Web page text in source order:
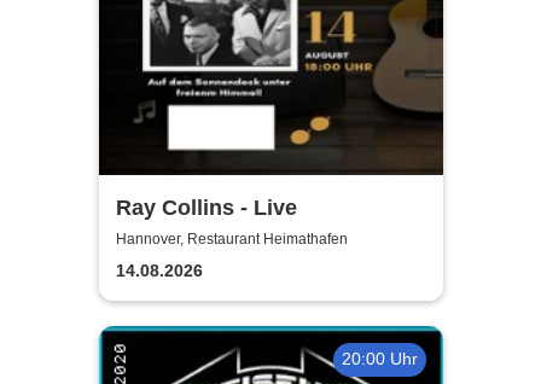
Ray Collins - Live
Hannover, Restaurant Heimathafen
14.08.2026
20:00 Uhr